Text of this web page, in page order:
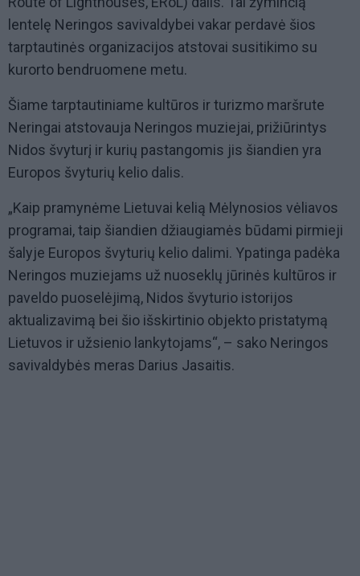
lentelę Neringos savivaldybei vakar perdavė šios
tarptautinės organizacijos atstovai susitikimo su
kurorto bendruomene metu.
Šiame tarptautiniame kultūros ir turizmo maršrute
Neringai atstovauja Neringos muziejai, prižiūrintys
Nidos švyturį ir kurių pastangomis jis šiandien yra
Europos švyturių kelio dalis.
„Kaip pramynėme Lietuvai kelią Mėlynosios vėliavos
programai, taip šiandien džiaugiamės būdami pirmieji
šalyje Europos švyturių kelio dalimi. Ypatinga padėka
Neringos muziejams už nuoseklų jūrinės kultūros ir
paveldo puoselėjimą, Nidos švyturio istorijos
aktualizavimą bei šio išskirtinio objekto pristatymą
Lietuvos ir užsienio lankytojams“, – sako Neringos
savivaldybės meras Darius Jasaitis.